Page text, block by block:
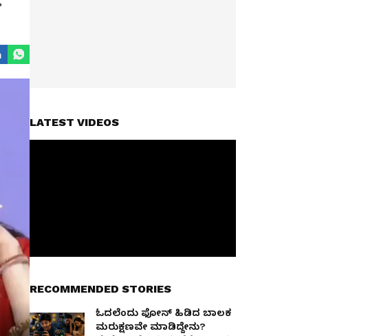
LATEST VIDEOS
RECOMMENDED STORIES
ಓದಲೆಂದು ಫೋನ್ ಹಿಡಿದ ಬಾಲಕ
ಮರುಕ್ಷಣವೇ ಮಾಡಿದ್ದೇನು?